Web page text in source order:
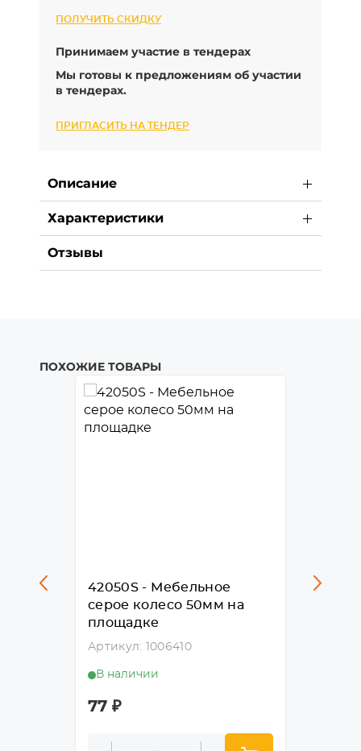
ПОЛУЧИТЬ СКИДКУ
Принимаем участие в тендерах
Мы готовы к предложениям об участии
в тендерах.
ПРИГЛАСИТЬ НА ТЕНДЕР
Описание
Характеристики
Отзывы
ПОХОЖИЕ ТОВАРЫ
42050S - Мебельное
серое колесо 50мм на
площадке
Артикул: 1006410
В наличии
77 ₽